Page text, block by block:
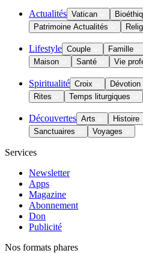
Actualités Vatican
Patrimoine Actualités
Lifestyle Couple Famille
Maison
Santé Vie
Spiritualité Croix Dévotion
Rites
Temps liturgiques
Découvertes Arts Histoire
Sanctuaires
Voyages
Services
Newsletter
Apps
Magazine
Abonnement
Don
Publicité
Nos formats phares